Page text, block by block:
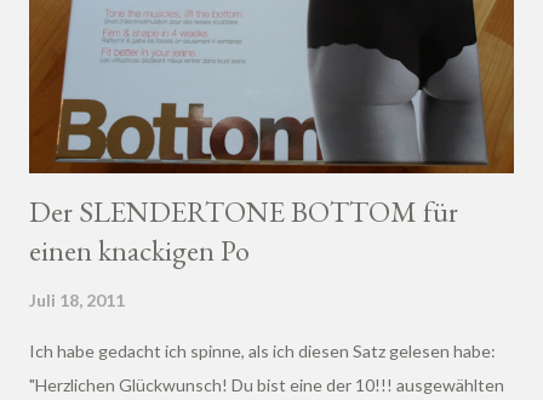
Der SLENDERTONE BOTTOM für
einen knackigen Po
Juli 18, 2011
Ich habe gedacht ich spinne, als ich diesen Satz gelesen habe:
"Herzlichen Glückwunsch! Du bist eine der 10!!! ausgewählten